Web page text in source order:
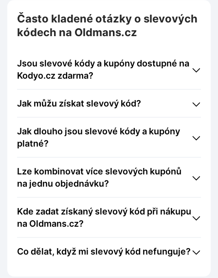
Často kladené otázky o slevových
kódech na Oldmans.cz
Jsou slevové kódy a kupóny dostupné na
Kodyo.cz zdarma?
Jak můžu získat slevový kód?
Jak dlouho jsou slevové kódy a kupóny
platné?
Lze kombinovat více slevových kupónů
na jednu objednávku?
Kde zadat získaný slevový kód při nákupu
na Oldmans.cz?
Co dělat, když mi slevový kód nefunguje?